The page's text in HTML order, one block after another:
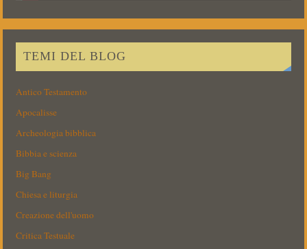
TEMI DEL BLOG
Antico Testamento
Apocalisse
Archeologia bibblica
Bibbia e scienza
Big Bang
Chiesa e liturgia
Creazione dell'uomo
Critica Testuale